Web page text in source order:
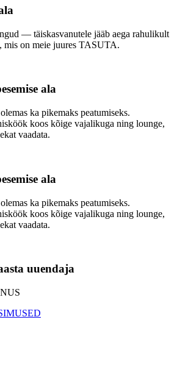
— täiskasvanutele jääb aega rahulikult
mis on meie juures TASUTA.
ala
ka pikemaks peatumiseks.
koos kõige vajalikuga ning lounge,
vaadata.
ala
ka pikemaks peatumiseks.
koos kõige vajalikuga ning lounge,
vaadata.
uuendaja